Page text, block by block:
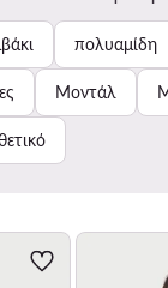
πολυαμίδη
Μοντάλ